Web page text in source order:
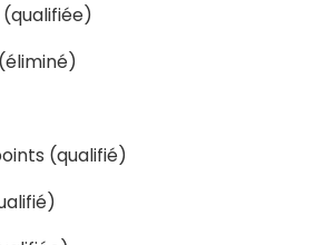
(qualifiée)
(qualifié)